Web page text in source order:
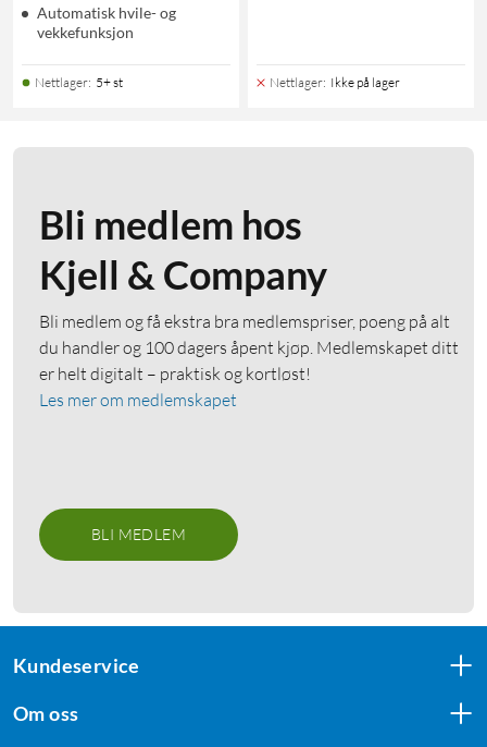
Automatisk hvile- og
vekkefunksjon
Nettlager: 5+ st Nettlager: Ikke på lager
Bli medlem hos
Kjell & Company
Bli medlem og få ekstra bra medlemspriser, poeng på alt
du handler og 100 dagers åpent kjøp. Medlemskapet ditt
er helt digitalt – praktisk og kortløst!
Les mer om medlemskapet
BLI MEDLEM
Kundeservice
Om oss